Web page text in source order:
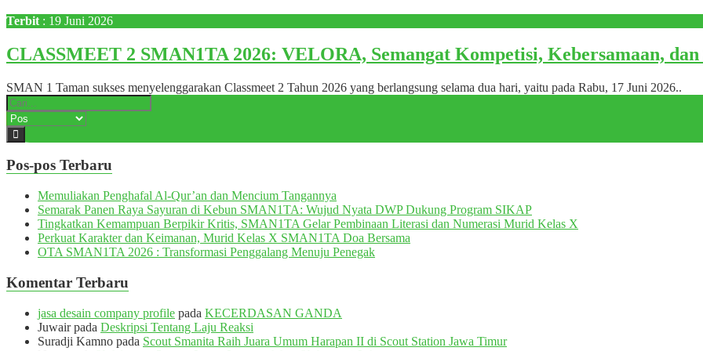
Terbit : 19 Juni 2026
CLASSMEET 2 SMAN1TA 2026: VELORA, Semangat Kompetisi, Kebersamaan,
SMAN 1 Taman sukses menyelenggarakan Classmeet 2 Tahun 2026 yang berlangsung selama dua hari, yaitu pada Rabu, 17 Juni 2026..
Pos-pos Terbaru
Memuliakan Penghafal Al-Qur’an dan Mencium Tangannya
Semarak Panen Raya Sayuran di Kebun SMAN1TA: Wujud Nyata DWP Dukung Program SIKAP
Tingkatkan Kemampuan Berpikir Kritis, SMAN1TA Gelar Pembinaan Literasi dan Numerasi Murid Kelas X
Perkuat Karakter dan Keimanan, Murid Kelas X SMAN1TA Doa Bersama
OTA SMAN1TA 2026 : Transformasi Penggalang Menuju Penegak
Komentar Terbaru
jasa desain company profile pada KECERDASAN GANDA
Juwairpada Deskripsi Tentang Laju Reaksi
Suradji Kamno pada Scout Smanita Raih Juara Umum Harapan II di Scout Station Jawa Timur